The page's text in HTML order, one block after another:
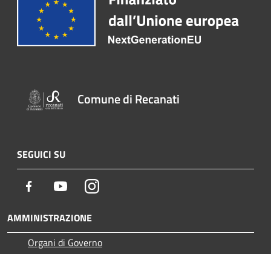
Comune di Recanati
SEGUICI SU
Facebook YoutubeInstagram
AMMINISTRAZIONE
Organi di Governo